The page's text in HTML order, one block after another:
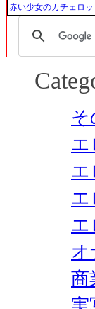
赤い少女のカチェロ
そ
エ
エ
エ
エ
オ
商